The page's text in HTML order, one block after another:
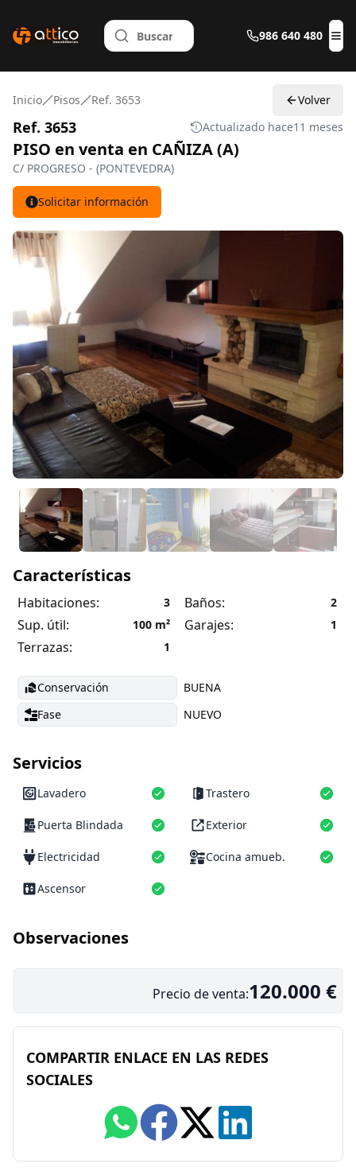
986 640 480
Inicio Pisos Ref. 3653 Volver
Ref. 3653 Actualizado hace11 meses
PISO en venta en CAÑIZA (A)
C/ PROGRESO - (PONTEVEDRA)
Solicitar información
Características
Habitaciones: 3 Baños: 2
Sup. útil: 100 m² Garajes: 1
Terrazas: 1
Conservación
BUENA
Fase
NUEVO
Servicios
Lavadero Trastero
Puerta Blindada Exterior
Electricidad Cocina amueb.
Ascensor
Observaciones
Precio de venta:120.000 €
COMPARTIR ENLACE EN LAS REDES
SOCIALES